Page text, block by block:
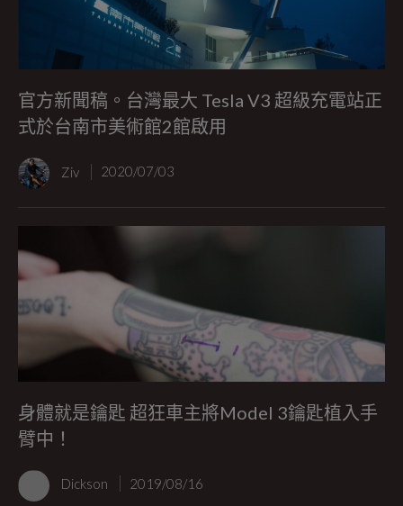
官方新聞稿。台灣最大 Tesla V3 超級充電站正
式於台南市美術館2館啟用
Ziv 2020/07/03
身體就是鑰匙 超狂車主將Model 3鑰匙植入手
臂中！
Dickson 2019/08/16